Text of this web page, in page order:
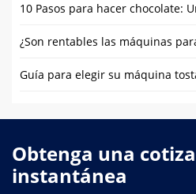
¿Son rentables las máquinas
Guía para elegir su máquina
Obtenga una
instantánea